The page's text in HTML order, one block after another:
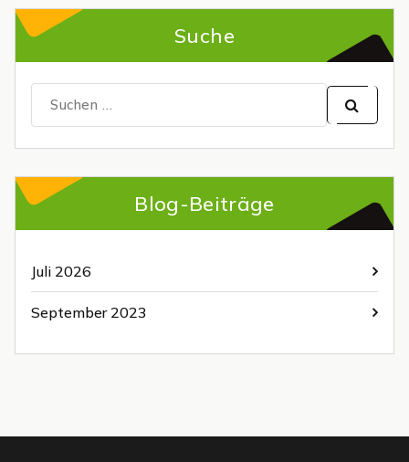
Suche
nach:
Blog-Beiträge
Juli 2026
September 2023